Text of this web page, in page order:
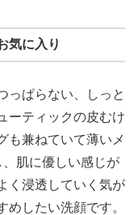
気に入り
っぱらない、しっと
ーティックの皮むけ
も兼ねていて薄いメ
肌に優しい感じが
く浸透していく気が
めしたい洗顔です。